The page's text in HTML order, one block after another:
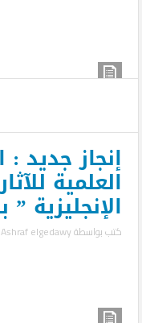
إنجاز جديد :
العلمية
كتب بواسطةAshraf elgedawy